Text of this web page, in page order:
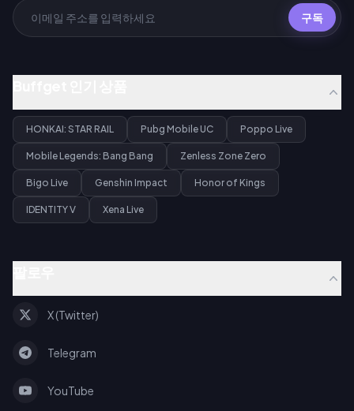
구독
HONKAI: STAR RAIL Pubg Mobile UC Poppo Live
Mobile Legends: Bang Bang Zenless Zone Zero
Bigo Live Genshin Impact Honor of Kings
IDENTITY V Xena Live
X (Twitter)
Telegram
YouTube